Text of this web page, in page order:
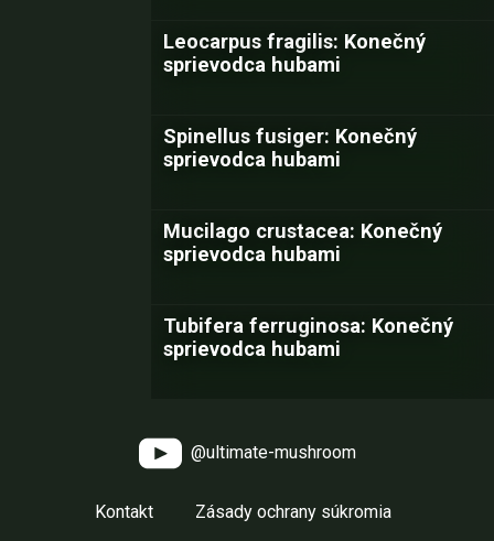
Leocarpus fragilis: Konečný
sprievodca hubami
Spinellus fusiger: Konečný
sprievodca hubami
Mucilago crustacea: Konečný
sprievodca hubami
Tubifera ferruginosa: Konečný
sprievodca hubami
@ultimate-mushroom
Kontakt Zásady ochrany súkromia